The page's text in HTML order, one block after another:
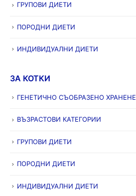
ГРУПОВИ ДИЕТИ
ПОРОДНИ ДИЕТИ
ИНДИВИДУАЛНИ ДИЕТИ
ЗА КОТКИ
ГЕНЕТИЧНО СЪОБРАЗЕНО ХРАНЕНЕ
ВЪЗРАСТОВИ КАТЕГОРИИ
ГРУПОВИ ДИЕТИ
ПОРОДНИ ДИЕТИ
ИНДИВИДУАЛНИ ДИЕТИ